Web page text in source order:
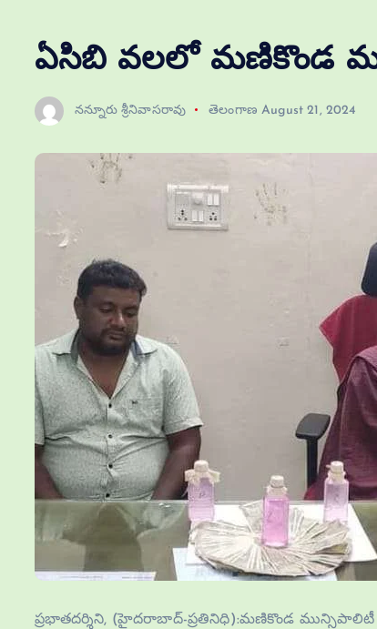
ఏసిబి వలలో మణికొండ
నన్నూరు శ్రీనివాసరావు తెలంగాణ August 21, 2024
ప్రభాతదర్శిని, (హైదరాబాద్-ప్రతినిధి):మణికొండ మున్సిపాలిటీ